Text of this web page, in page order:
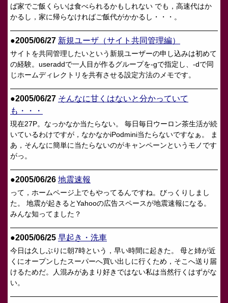
ば家でご飯くらいは食べられるかもしれない でも，高速代はか
かるし，家に帰らなければご飯代がかかるし・・・。
●2005/06/27 新規ユーザ（サイト共同管理編）
サイトを共同管理したいという新規ユーザーの申し込みは初めて
の経験。useraddで一人目が作るグループを-gで指定し、-dで同
じホームディレクトリを共有させる設定方法のメモです。
●2005/06/27 そんなに甘くはないと分かっていて
も・・・
現在27P。なっかなか当たらない。 毎日毎日ウーロン茶生活が続
いているわけですが，なかなかiPodmini当たらないですなぁ。 ま
あ，そんなに簡単に当たらないのがキャンペーンというモノです
がっ。
●2005/06/26 地震速報
って，ホームページ上でもやってるんですね。びっくりしまし
た。 地震が起きるとYahooの広告スペースが地震速報になる。
みんな知ってました？
●2005/06/25 早起き・洗車
今日は久しぶりに朝7時という，早い時間に起きた。 母と姉が近
くにオープンしたスーパーへ買い出しに行くため，そこへ送り届
けるためだ。人混みがあまり好きではない私は当然行くはずがな
い。